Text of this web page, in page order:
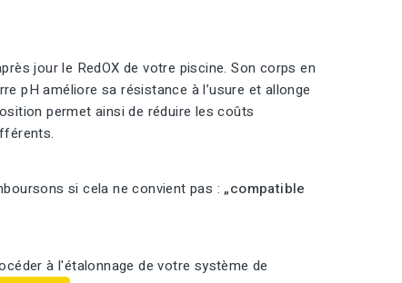
jour le RedOX de votre piscine. Son corps en
pH améliore sa résistance à l’usure et allonge
permet ainsi de réduire les coûts
si cela ne convient pas :„compatible
à l'étalonnage de votre système de